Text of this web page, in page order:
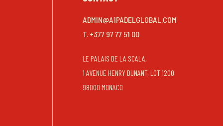
ADMIN@A1PADELGLOBAL.COM
T. +377 97 77 51 00
LE PALAIS DE LA SCALA,
1 AVENUE HENRY DUNANT, LOT 1200
98000 MONACO